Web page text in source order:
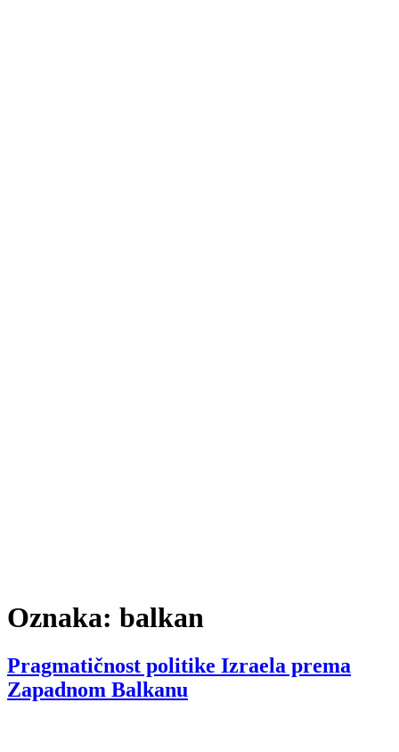
Oznaka: balkan
Pragmatičnost politike Izraela prema
Zapadnom Balkanu